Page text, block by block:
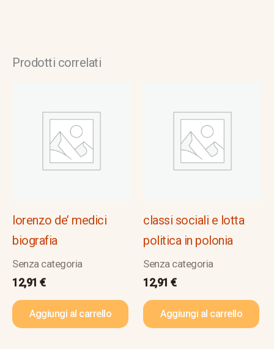
Prodotti correlati
lorenzo de’ medici
biografia
Senza categoria
12,91 €
Aggiungi al carrello
classi sociali e lotta
politica in polonia
Senza categoria
12,91 €
Aggiungi al carrello